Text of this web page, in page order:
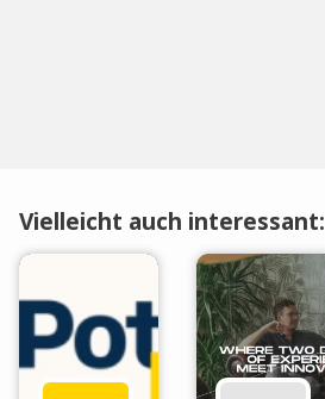
Vielleicht auch interessant: